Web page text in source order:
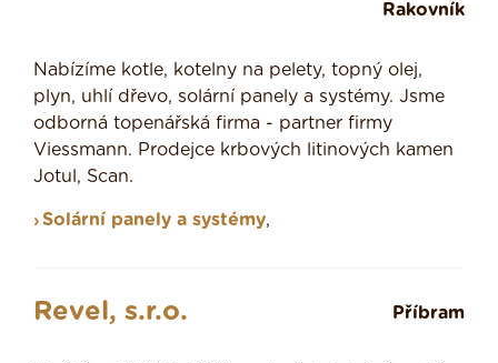
Rakovník
Nabízíme kotle, kotelny na pelety, topný olej,
plyn, uhlí dřevo, solární panely a systémy. Jsme
odborná topenářská firma - partner firmy
Viessmann. Prodejce krbových litinových kamen
Jotul, Scan.
Solární panely a systémy,
Revel, s.r.o. Příbram